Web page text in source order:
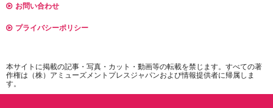
お問い合わせ
プライバシーポリシー
本サイトに掲載の記事・写真・カット・動画等の転載を禁じます。すべての著
作権は（株）アミューズメントプレスジャパンおよび情報提供者に帰属しま
す。